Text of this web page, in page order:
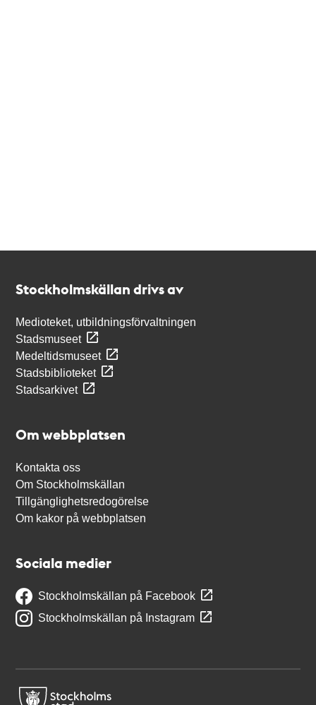
Stockholmskällan drivs av
Medioteket, utbildningsförvaltningen
Stadsmuseet
Medeltidsmuseet
Stadsbiblioteket
Stadsarkivet
Om webbplatsen
Kontakta oss
Om Stockholmskällan
Tillgänglighetsredogörelse
Om kakor på webbplatsen
Sociala medier
Stockholmskällan på Facebook
Stockholmskällan på Instagram